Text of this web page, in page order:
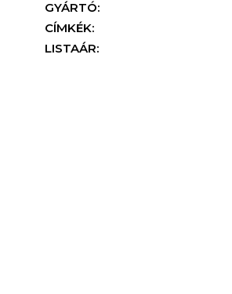
GYÁRTÓ:
CÍMKÉK:
LISTAÁR: